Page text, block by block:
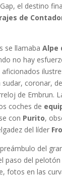
el destino
de
se llamabaAlpe
no hay
sudar, coronar,
de Embrun.
coches de
con Purito,
del líder
del
paso del pelotón
fotos en las